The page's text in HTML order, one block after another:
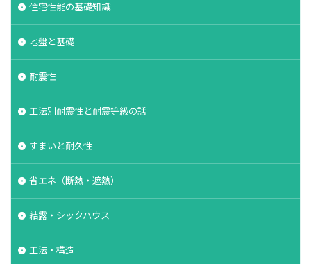
住宅性能の基礎知識
地盤と基礎
耐震性
工法別耐震性と耐震等級の話
すまいと耐久性
省エネ（断熱・遮熱）
結露・シックハウス
工法・構造